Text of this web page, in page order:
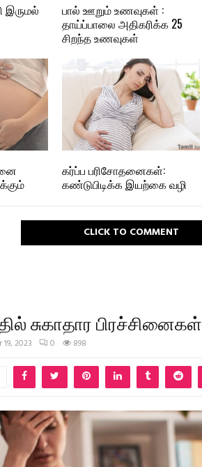
இருமல்
பால் ஊறும் உணவுகள் :
தாய்ப்பாலை அதிகரிக்க 25
சிறந்த உணவுகள்
கர்ப்ப பரிசோதனைகள்:
கண்டுபிடிக்க இயற்கை வழி
CLICK TO COMMENT
சுகாதார பிரச்சினைகள்
2023 0 898